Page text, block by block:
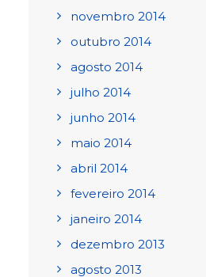
novembro 2014
outubro 2014
agosto 2014
julho 2014
junho 2014
maio 2014
abril 2014
fevereiro 2014
janeiro 2014
dezembro 2013
agosto 2013